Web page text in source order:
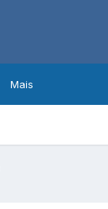
Mais